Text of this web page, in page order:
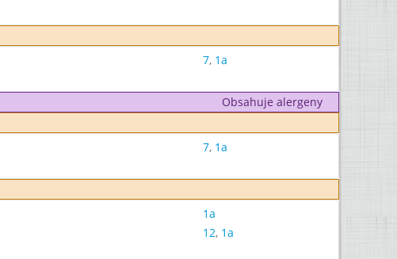
7, 1a
Obsahuje alergeny
7, 1a
1a
12, 1a